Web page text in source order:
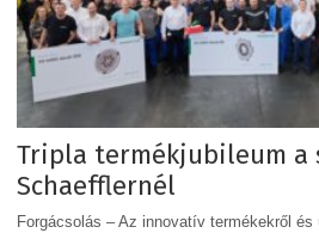
Tripla termékjubileum a
Schaefflernél
Forgácsolás – Az innovatív termékekről